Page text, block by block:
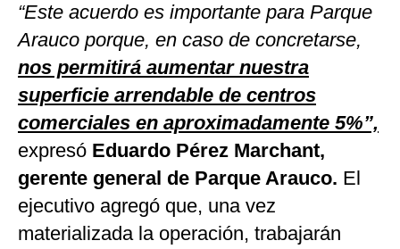
“Este acuerdo es importante para Parque
Arauco porque, en caso de concretarse,
nos permitirá aumentar nuestra
superficie arrendable de centros
comerciales en aproximadamente 5%”,
expresó Eduardo Pérez Marchant,
gerente general de Parque Arauco. El
ejecutivo agregó que, una vez
materializada la operación, trabajarán